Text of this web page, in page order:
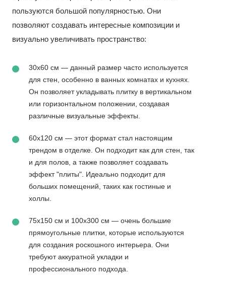
пользуются большой популярностью. Они
позволяют создавать интересные композиции и
визуально увеличивать пространство:
30x60 см — данный размер часто используется
для стен, особенно в ванных комнатах и кухнях.
Он позволяет укладывать плитку в вертикальном
или горизонтальном положении, создавая
различные визуальные эффекты.
60x120 см — этот формат стал настоящим
трендом в отделке. Он подходит как для стен, так
и для полов, а также позволяет создавать
эффект "плиты". Идеально подходит для
больших помещений, таких как гостиные и
холлы.
75x150 см и 100x300 см — очень большие
прямоугольные плитки, которые используются
для создания роскошного интерьера. Они
требуют аккуратной укладки и
профессионального подхода.